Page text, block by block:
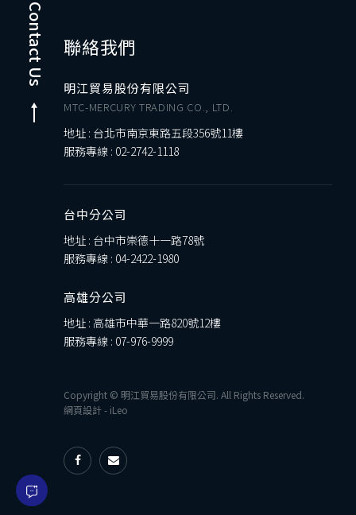
Contact Us 聯絡我們
明江貿易股份有限公司
MTC-MERCURY TRADING CO., LTD.
地址 : 台北市南京東路五段356號11樓
服務專線 : 02-2742-1118
台中分公司
地址 : 台中市崇德十一路78號
服務專線 : 04-2422-1980
高雄分公司
地址 : 高雄市中華一路820號12樓
服務專線 : 07-976-9999
Copyright © 明江貿易股份有限公司. All Rights Reserved.
網頁設計- iLeo